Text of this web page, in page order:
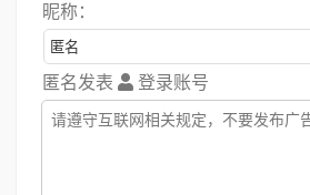
昵称：
匿名发表 登录账号